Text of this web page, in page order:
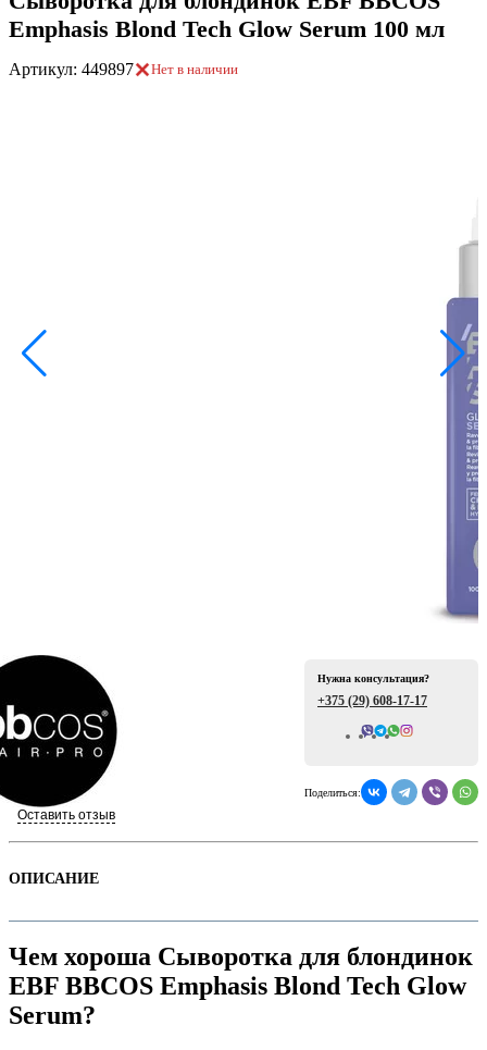
Emphasis Blond Tech Glow Serum 100 мл
Артикул: 449897 Нет в наличии
Всего отзывов: 0
Оставить отзыв
Нужна консультация?
+375 (29) 608-17-17
Поделиться:
ОПИСАНИЕ
Чем хороша Сыворотка для блондинок
EBF BBCOS Emphasis Blond Tech Glow
Serum?